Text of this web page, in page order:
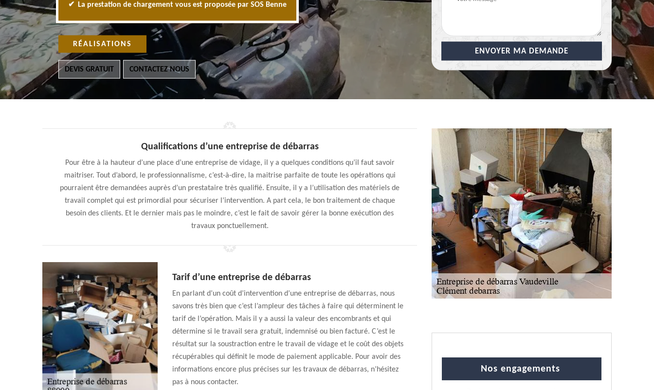
La prestation de chargement vous est proposée par SOS Benne
RÉALISATIONS
DEVIS GRATUIT CONTACTEZ NOUS
Qualifications d’une entreprise de débarras
Pour être à la hauteur d’une place d’une entreprise de vidage, il y a quelques conditions qu’il faut savoir
maitriser. Tout d’abord, le professionnalisme, c’est-à-dire, la maitrise parfaite de toute les opérations qui
pourraient être demandées auprès d’un prestataire très qualifié. Ensuite, il y a l’utilisation des matériels de
travail complet qui est primordial pour sécuriser l’intervention. A part cela, le bon traitement de chaque
besoin des clients. Et le dernier mais pas le moindre, c’est le fait de savoir gérer la bonne exécution des
travaux ponctuellement.
Tarif d’une entreprise de débarras
En parlant d’un coût d’intervention d’une entreprise de débarras, nous
savons très bien que c’est l’ampleur des tâches à faire qui déterminent le
tarif de l’opération. Mais il y a aussi la valeur des encombrants et qui
détermine si le travail sera gratuit, indemnisé ou bien facturé. C’est le
résultat sur la soustraction entre le travail de vidage et le coût des objets
récupérables qui définit le mode de paiement applicable. Pour avoir des
informations encore plus précises sur les travaux de débarras, n’hésitez
pas à nous contacter.
Nos engagements